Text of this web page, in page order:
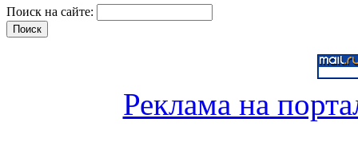
Поиск на сайте:
Реклама на